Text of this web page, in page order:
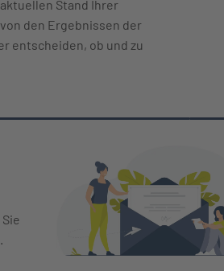
Stand Ihrer
den Ergebnissen der
entscheiden, ob und zu